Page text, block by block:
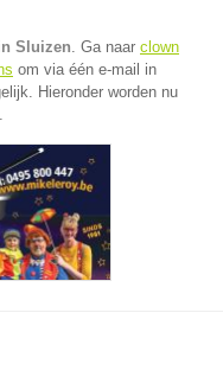
Sluizen. Ga naar clown
om via één e-mail in
Hieronder worden nu